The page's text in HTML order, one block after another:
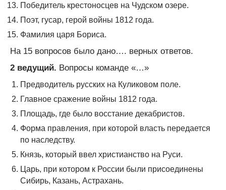
Победитель крестоносцев на Чудском озере.
Поэт, гусар, герой войны 1812 года.
Фамилия царя Бориса.
На 15 вопросов было дано…. верных ответов.
2 ведущий. Вопросы команде «…»
Предводитель русских на Куликовом поле.
Главное сражение войны 1812 года.
Площадь, где было восстание декабристов.
Форма правления, при которой власть передается
по наследству.
Князь, который ввел христианство на Руси.
Царь, при котором к России были присоединены
Сибирь, Казань, Астрахань.